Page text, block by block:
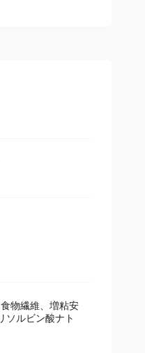
物繊維、増粘安
ソルビン酸ナト